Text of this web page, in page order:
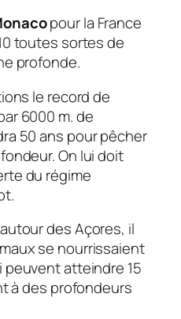
pour la France
toutes sortes de
profonde.
le record de
6000 m. de
50 ans pour pêcher
On lui doit
du régime
des Açores, il
se nourrissaient
atteindre 15
à des profondeurs